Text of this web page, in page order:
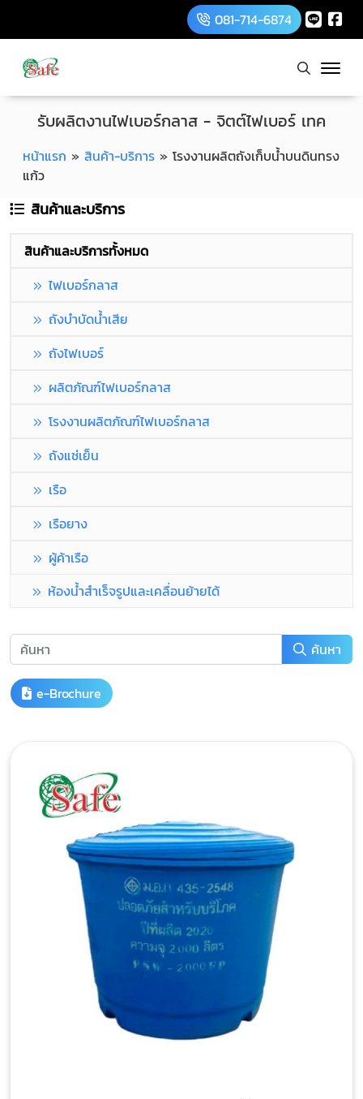
081-714-6874
หน้าแรก » สินค้า-บริการ » โรงงานผลิตถังเก็บน้ำบนดินทรง
แก้ว
รับผลิตงานไฟเบอร์กลาส - จิตต์ไฟเบอร์ เทค
สินค้าและบริการ
สินค้าและบริการทั้งหมด
ไฟเบอร์กลาส
ถังบำบัดน้ำเสีย
ถังไฟเบอร์
ผลิตภัณฑ์ไฟเบอร์กลาส
โรงงานผลิตภัณฑ์ไฟเบอร์กลาส
ถังแช่เย็น
เรือ
เรือยาง
ผู้ค้าเรือ
ห้องน้ำสำเร็จรูปและเคลื่อนย้ายได้
ค้นหา
e-Brochure